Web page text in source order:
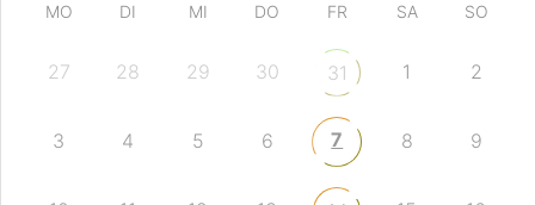
MO DI MI DO FR SA SO
27 28 29 30 31 1 2
3 4 5 6 7 8 9